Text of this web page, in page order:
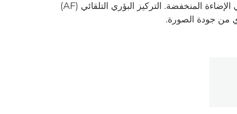
عدسة تصوير ممتازة مقاس 35 مم بمثبت صور رباعي الدرجات وفتحة قصوى تبلغ f/2 - مثالية للتصوير في الإضاءة المنخفضة. التركيز البؤري التلقائي (AF)
من جودة الصورة.